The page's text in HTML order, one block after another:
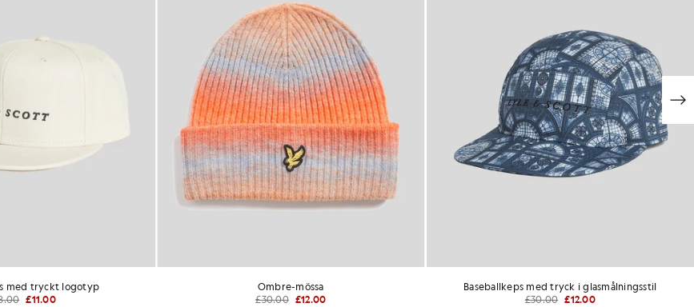
med tryckt logotyp
£11.00
Ombre-mössa
£30.00 £12.00
Baseballkeps med tryck i glasmålningsstil
£30.00 £12.00